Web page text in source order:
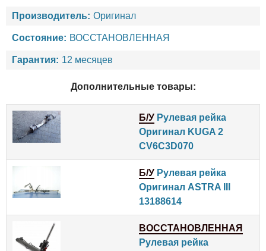
Производитель: Оригинал
Состояние: ВОССТАНОВЛЕННАЯ
Гарантия: 12 месяцев
Дополнительные товары:
Б/У Рулевая рейка
Оригинал KUGA 2
CV6C3D070
Б/У Рулевая рейка
Оригинал ASTRA III
13188614
ВОССТАНОВЛЕННАЯ
Рулевая рейка